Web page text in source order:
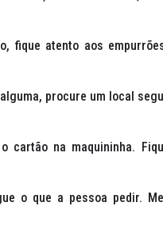
fique atento aos
procure um local
cartão na maquininha.
o que a pessoa pedir.